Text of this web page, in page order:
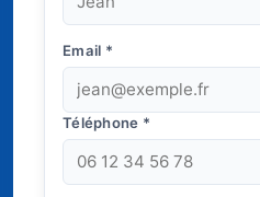
Email *
Téléphone *